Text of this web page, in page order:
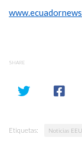
SHARE
Etiquetas: Noticias